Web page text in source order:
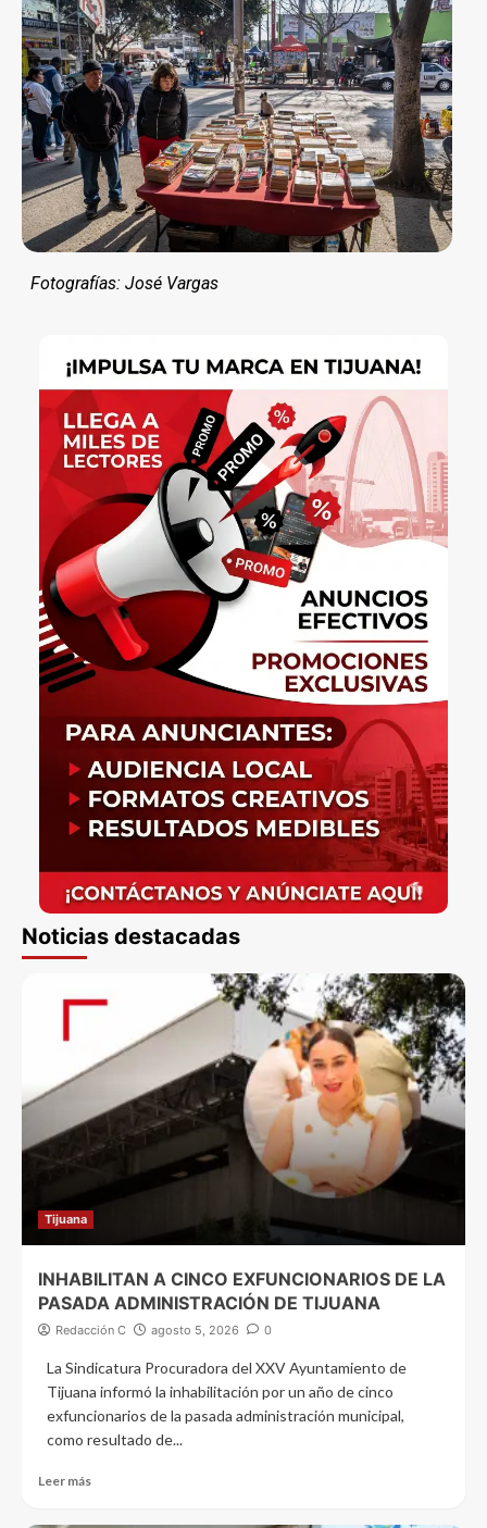
Fotografías: José Vargas
Noticias destacadas
Tijuana
INHABILITAN A CINCO EXFUNCIONARIOS DE LA
PASADA ADMINISTRACIÓN DE TIJUANA
Redacción C agosto 5, 2026 0
La Sindicatura Procuradora del XXV Ayuntamiento de
Tijuana informó la inhabilitación por un año de cinco
exfuncionarios de la pasada administración municipal,
como resultado de...
Leer más